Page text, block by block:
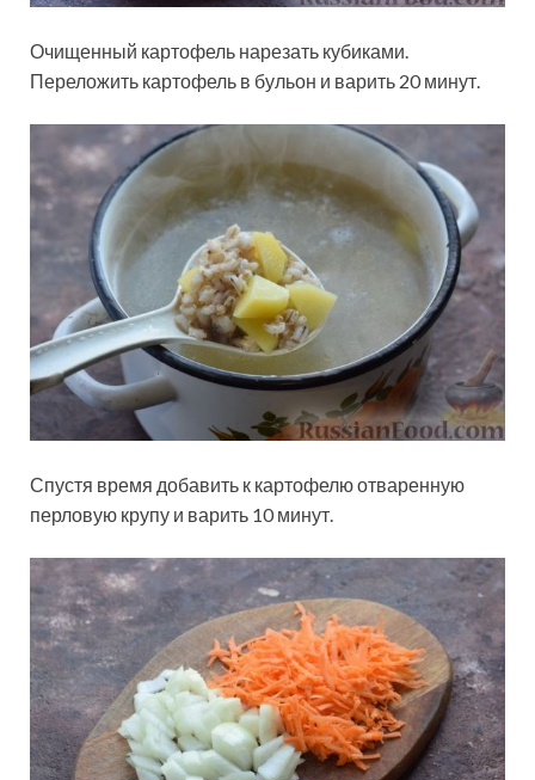
Очищенный картофель нарезать кубиками.
Переложить картофель в бульон и варить 20 минут.
Спустя время добавить к картофелю отваренную
перловую крупу и варить 10 минут.